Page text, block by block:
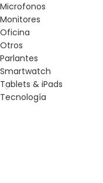
Microfonos
Monitores
Oficina
Otros
Parlantes
Smartwatch
Tablets & iPads
Tecnología